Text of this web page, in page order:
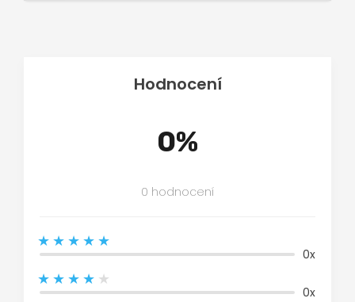
Hodnocení
0%
0 hodnocení
0x
0x